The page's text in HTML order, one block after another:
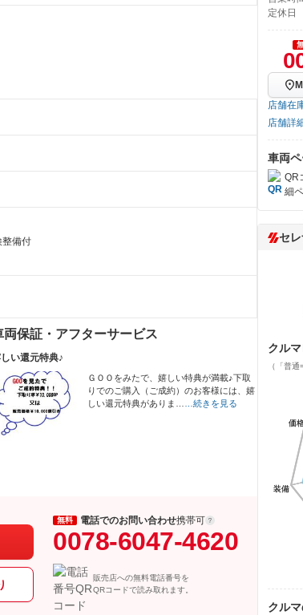
備付
両保証・アフターサービス
い還元特典♪
ＧＯＯをみたで、嬉しい特典が満載♪下取
りでのご購入（ご成約）のお客様には、嬉
しい還元特典がありま…
…続きを見る
無料 電話でのお問い合わせ携帯可
0078-6047-4620
販売店への無料電話番号を
QRコードで読み取れます。
定休日
店舗在
店舗詳
車両
QR
細
セ
クル
（「普
装備
価
装備
価
クル